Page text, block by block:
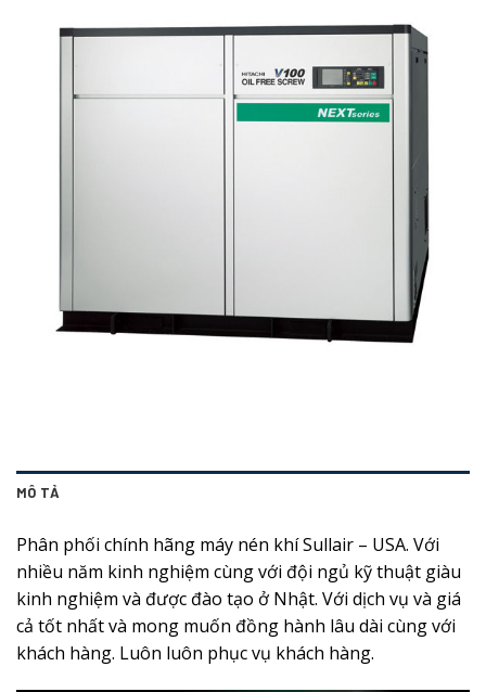
MÔ TẢ
Phân phối chính hãng máy nén khí Sullair – USA. Với
nhiều năm kinh nghiệm cùng với đội ngủ kỹ thuật giàu
kinh nghiệm và được đào tạo ở Nhật. Với dịch vụ và giá
cả tốt nhất và mong muốn đồng hành lâu dài cùng với
khách hàng. Luôn luôn phục vụ khách hàng.